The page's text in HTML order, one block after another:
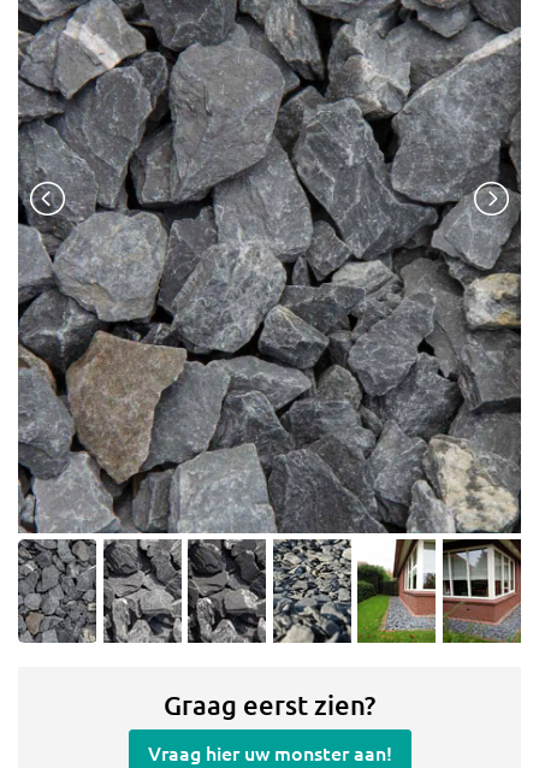
Graag eerst zien?
Vraag hier uw monster aan!